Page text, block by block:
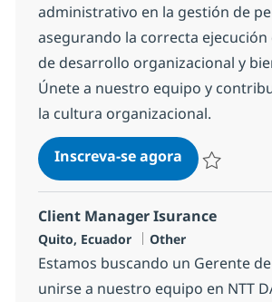
administrativo en la gestión de
asegurando la correcta ejecución
de desarrollo organizacional y
Únete a nuestro equipo y
la cultura organizacional.
Inscreva-se agoraAsistente
Client Manager Isurance
Localização
Quito, Ecuador Categoria
Other
Estamos buscando un Gerente
unirse a nuestro equipo en NTT